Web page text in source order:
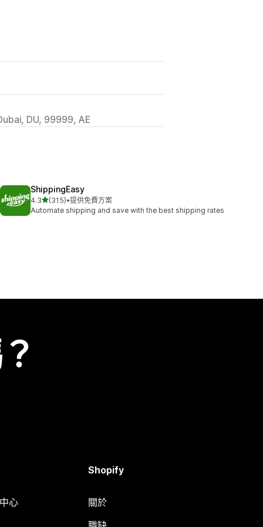
DU, 99999, AE
ShippingEasy
4.3滿分 5 顆星
(315)
共有 315 則評價
•提供免費方案
Automate shipping and save with the best shipping rates
心
Shopify
關於